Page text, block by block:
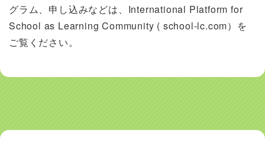
グラム、申し込みなどは、International Platform for
School as Learning Community ( school-lc.com）を
ご覧ください。